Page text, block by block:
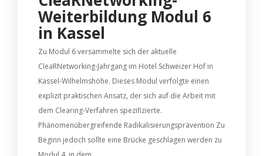
Weiterbildung Modul 6
in Kassel
Zu Modul 6 versammelte sich der aktuelle
CleaRNetworking-Jahrgang im Hotel Schweizer Hof in
Kassel-Wilhelmshöhe. Dieses Modul verfolgte einen
explizit praktischen Ansatz, der sich auf die Arbeit mit
dem Clearing-Verfahren spezifizierte.
Phänomenübergreifende Radikalisierungsprävention Zu
Beginn jedoch sollte eine Brücke geschlagen werden zu